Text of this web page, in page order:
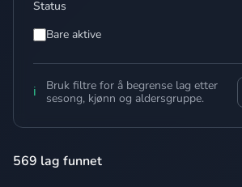
Status
Bare aktive
ℹ️
Bruk filtre for å begrense lag etter
sesong, kjønn og aldersgruppe.
569 lag funnet